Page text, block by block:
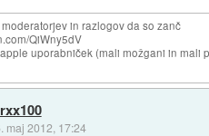
in razlogov da so zanč
QiWny5dV
uporabniček (mali možgani in mali
maj 2012, 17:24